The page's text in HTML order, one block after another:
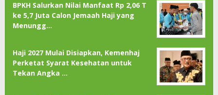
BPKH Salurkan Nilai Manfaat Rp 2,06 T
ke 5,7 Juta Calon Jemaah Haji yang
Menungg…
Haji 2027 Mulai Disiapkan, Kemenhaj
Perketat Syarat Kesehatan untuk
Tekan Angka …